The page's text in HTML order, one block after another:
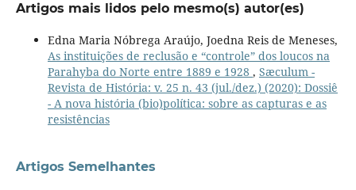
Artigos mais lidos pelo mesmo(s) autor(es)
Edna Maria Nóbrega Araújo, Joedna Reis de Meneses,
As instituições de reclusão e “controle” dos loucos na
Parahyba do Norte entre 1889 e 1928 , Sæculum -
Revista de História: v. 25 n. 43 (jul./dez.) (2020): Dossiê
- A nova história (bio)política: sobre as capturas e as
resistências
Artigos Semelhantes